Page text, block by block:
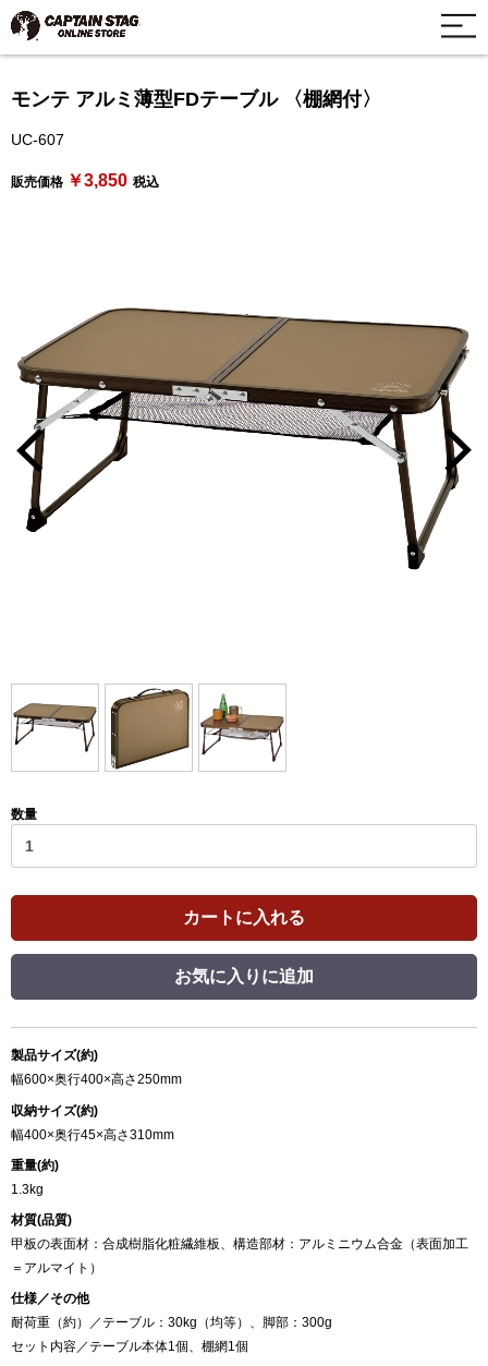
モンテ アルミ薄型FDテーブル 〈棚網付〉
UC-607
販売価格 ￥3,850 税込
数量
カートに入れる
お気に入りに追加
製品サイズ(約)
幅600×奥行400×高さ250mm
収納サイズ(約)
幅400×奥行45×高さ310mm
重量(約)
1.3kg
材質(品質)
甲板の表面材：合成樹脂化粧繊維板、構造部材：アルミニウム合金（表面加工
＝アルマイト）
仕様／その他
耐荷重（約）／テーブル：30kg（均等）、脚部：300g
セット内容／テーブル本体1個、棚網1個